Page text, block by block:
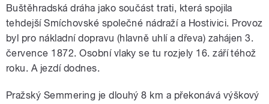
Buštěhradská dráha jako součást trati, která spojila
tehdejší Smíchovské společné nádraží a Hostivici. Provoz
byl pro nákladní dopravu (hlavně uhlí a dřeva) zahájen 3.
července 1872. Osobní vlaky se tu rozjely 16. září téhož
roku. A jezdí dodnes.
Pražský Semmering je dlouhý 8 km a překonává výškový